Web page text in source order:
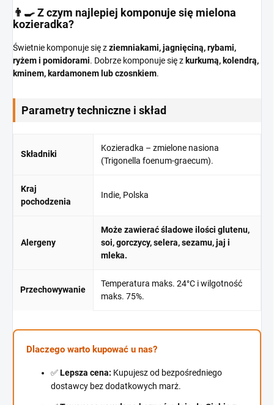
👨‍🍳 Z czym najlepiej komponuje się mielona
kozieradka?
Świetnie komponuje się zziemniakami, jagnięciną, rybami,
ryżem i pomidorami. Dobrze komponuje się z kurkumą, kolendrą,
kminem, kardamonem lub czosnkiem.
Parametry techniczne i skład
Składniki
Kozieradka – zmielone nasiona
(Trigonella foenum-graecum).
Kraj
pochodzenia
Indie, Polska
Alergeny
Może zawierać śladowe ilości glutenu,
soi, gorczycy, selera, sezamu, jaj i
mleka.
Przechowywanie
Temperatura maks. 24°C i wilgotność
maks. 75%.
Dlaczego warto kupować u nas?
✅Lepsza cena: Kupujesz od bezpośredniego
dostawcy bez dodatkowych marż.